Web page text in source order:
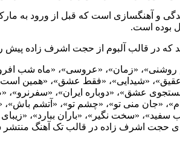
و آهنگسازی است که قبل از ورود به
بوده است.
که در قالب آلبوم از حجت اشرف زاده پیش
روشنی»، «زمان»، «عروسی»، «ماه شب
«شیدایی»، «فقط عشق»، «همین
عشق»، «دوباره ایران»، «سفرنرو»،
«جان منی تو»، «چشم تو»، «آتشم باش»،
«سخت نگیر»، «باران ببارد»،
حجت اشرف زاده در قالب تک آهنگ منتشر